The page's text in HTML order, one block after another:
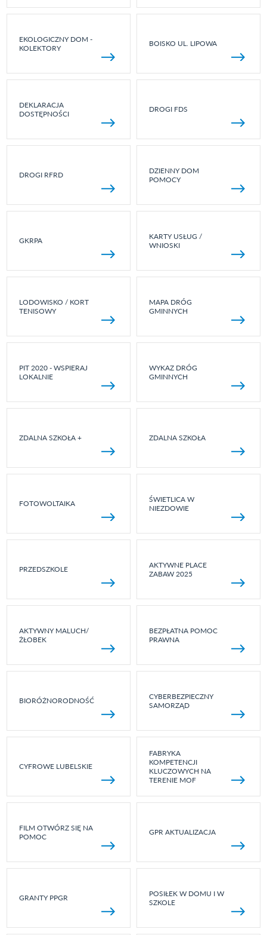
EKOLOGICZNY DOM -
KOLEKTORY
BOISKO UL. LIPOWA
DEKLARACJA
DOSTĘPNOŚCI
DROGI FDS
DROGI RFRD
DZIENNY DOM
POMOCY
GKRPA
KARTY USŁUG /
WNIOSKI
LODOWISKO / KORT
TENISOWY
MAPA DRÓG
GMINNYCH
PIT 2020 - WSPIERAJ
LOKALNIE
WYKAZ DRÓG
GMINNYCH
ZDALNA SZKOŁA + ZDALNA SZKOŁA
FOTOWOLTAIKA
ŚWIETLICA W
NIEZDOWIE
PRZEDSZKOLE
AKTYWNE PLACE
ZABAW 2025
AKTYWNY MALUCH/
ŻŁOBEK
BEZPŁATNA POMOC
PRAWNA
BIORÓŻNORODNOŚĆ
CYBERBEZPIECZNY
SAMORZĄD
CYFROWE LUBELSKIE
FABRYKA
KOMPETENCJI
KLUCZOWYCH NA
TERENIE MOF
FILM OTWÓRZ SIĘ NA
POMOC
GPR AKTUALIZACJA
GRANTY PPGR
POSIŁEK W DOMU I W
SZKOLE